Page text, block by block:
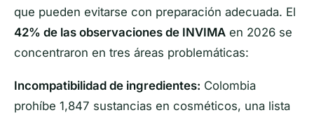
que pueden evitarse con preparación adecuada. El
42% de las observaciones de INVIMA en 2026 se
concentraron en tres áreas problemáticas:
Incompatibilidad de ingredientes: Colombia
prohíbe 1,847 sustancias en cosméticos, una lista